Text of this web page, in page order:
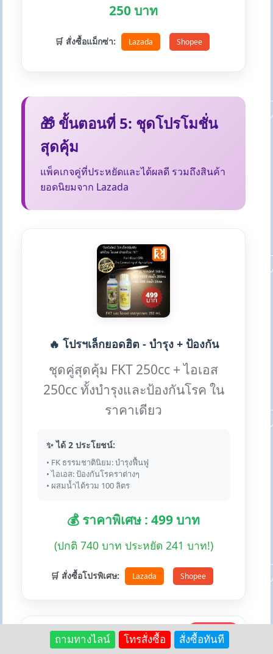
250 บาท
🛒 สั่งซื้อแม็กซ่า: Lazada Shopee
🎁 ขั้นตอนที่ 5: ชุดโปรโมชั่น
สุดคุ้ม
แพ็คเกจคู่ที่ประหยัดและได้ผลดี รวมถึงสินค้า
ยอดนิยมจาก Lazada
🔥 โปรฯเล็กยอดฮิต - บำรุง + ป้องกัน
ชุดคู่สุดคุ้ม FKT 250cc + ไอเอส
250cc ทั้งบำรุงและป้องกันโรค ใน
ราคาเดียว
✨ ได้ 2 ประโยชน์:
• FK ธรรมชาตินิยม: บำรุงฟื้นฟู
• ไอเอส: ป้องกันโรคราต่างๆ
• ผสมน้ำได้รวม 100 ลิตร
💰 ราคาพิเศษ : 499 บาท
(ปกติ 740 บาท ประหยัด 241 บาท!)
🛒 สั่งซื้อโปรพิเศษ: Lazada Shopee
🏆 #1 ขายดี
ถามทางไลน์ โทรสั่งซื้อ สั่งซื้อทันที